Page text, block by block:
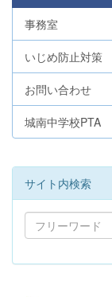
事務室
いじめ防止対策
お問い合わせ
城南中学校PTA
サイト内検索